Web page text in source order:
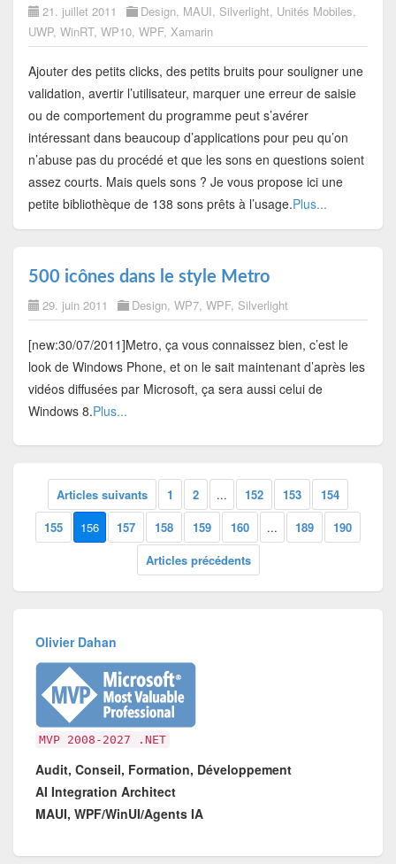
21. juillet 2011 Design, MAUI, Silverlight, Unités Mobiles,
UWP, WinRT, WP10, WPF, Xamarin
Ajouter des petits clicks, des petits bruits pour souligner une
validation, avertir l’utilisateur, marquer une erreur de saisie
ou de comportement du programme peut s’avérer
intéressant dans beaucoup d’applications pour peu qu’on
n’abuse pas du procédé et que les sons en questions soient
assez courts. Mais quels sons ? Je vous propose ici une
petite bibliothèque de 138 sons prêts à l’usage.Plus...
500 icônes dans le style Metro
29. juin 2011 Design, WP7, WPF, Silverlight
[new:30/07/2011]Metro, ça vous connaissez bien, c’est le
look de Windows Phone, et on le sait maintenant d’après les
vidéos diffusées par Microsoft, ça sera aussi celui de
Windows 8.Plus...
Articles suivants 1 2 ... 152 153
154
155
156 157 158 159 160 ... 189
190
Articles précédents
Olivier Dahan
MVP 2008-2027 .NET
Audit, Conseil, Formation, Développement
AI Integration Architect
MAUI, WPF/WinUI/Agents IA